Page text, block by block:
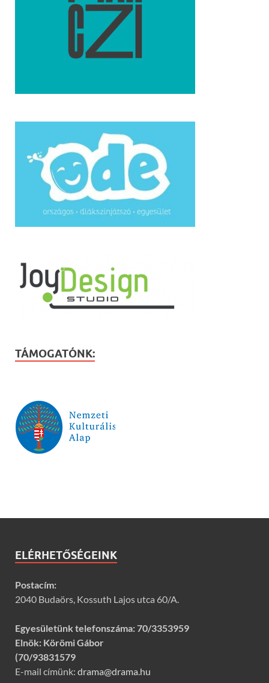
TÁMOGATÓNK:
ELÉRHETŐSÉGEINK
Postacím:
2040 Budaörs, Kossuth Lajos utca 60/A.
Egyesületünk telefonszáma:70/3353959
Elnök: Körömi Gábor
(70/93831579
E-mail címünk: drama@drama.hu